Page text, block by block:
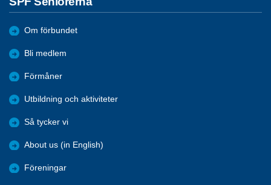
Om förbundet
Bli medlem
Förmåner
Utbildning och aktiviteter
Så tycker vi
About us (in English)
Föreningar